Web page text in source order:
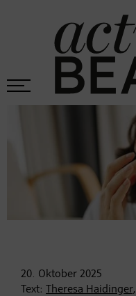
20. Oktober 2025
Text:
Theresa Haidinger